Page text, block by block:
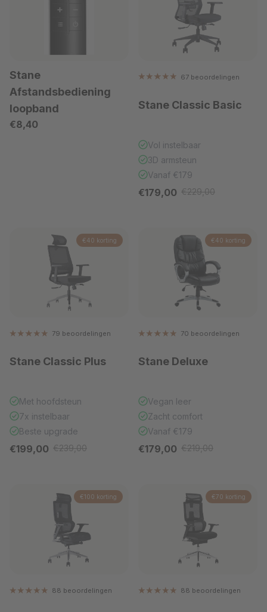
Stane
Afstandsbediening
loopband
Reguliere prijs
€8,40
67 beoordelingen
Stane Classic Basic
Vol instelbaar
3D armsteun
Vanaf €179
Verkoopprijs
€179,00 Reguliere prijs
€229,00
€40 korting
79 beoordelingen
Stane Classic Plus
Met hoofdsteun
7x instelbaar
Beste upgrade
Verkoopprijs
€199,00 Reguliere prijs
€239,00
€40 korting
70 beoordelingen
Stane Deluxe
Vegan leer
Zacht comfort
Vanaf €179
Verkoopprijs
€179,00 Reguliere prijs
€219,00
€100 korting
88 beoordelingen
€70 korting
88 beoordelingen